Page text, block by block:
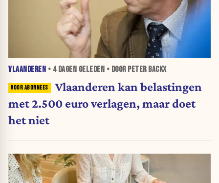
VLAANDEREN • 4 DAGEN GELEDEN • DOOR PETER BACKX
Vlaanderen kan belastingen
met 2.500 euro verlagen, maar doet
het niet